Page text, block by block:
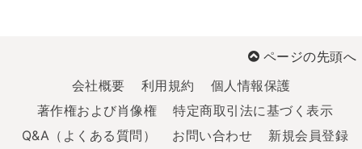
ページの先頭へ
会社概要
利用規約
個人情報保護
著作権および肖像権
特定商取引法に基づく表示
Q&A（よくある質問）
お問い合わせ 新規会員登録